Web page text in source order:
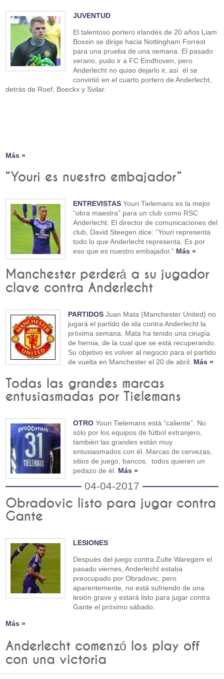
JUVENTUD
El talentoso portero irlandés de 20 años Liam
Bossin se dirige hacia Nottingham Forrest
para una prueba de una semana. El pasado
verano, pudo ir a FC Eindhoven, pero
Anderlecht no quiso dejarlo ir, así él se
convirtió en el cuarto portero de Anderlecht,
detrás de Roef, Boeckx y Svilar.
Más »
“Youri es nuestro embajador”
ENTREVISTAS Youri Tielemans es la mejor
“obra maestra” para un club como RSC
Anderlecht. El director de comunicaciones del
club, David Steegen dice: “Youri representa
todo lo que Anderlecht representa. Es por
eso que es nuestro embajador.” Más »
Manchester perderá a su jugador
clave contra Anderlecht
PARTIDOS Juan Mata (Manchester United) no
jugará el partido de ida contra Anderlecht la
próxima semana. Mata ha tenido una cirugía
de hernia, de la cual que se está recuperando.
Su objetivo es volver al negocio para el partido
de vuelta en Manchester el 20 de abril. Más »
Todas las grandes marcas
entusiasmadas por Tielemans
OTRO Youri Tielemans está “caliente”. No
sólo por los equipos de fútbol extranjero,
también las grandes están muy
entusiasmados con él. Marcas de cervezas,
sitios de juego, bancos, todos quieren un
pedazo de él. Más »
04-04-2017
Obradovic listo para jugar contra
Gante
LESIONES
Después del juego contra Zulte Waregem el
pasado viernes, Anderlecht estaba
preocupado por Obradovic, pero
aparentemente, no está sufriendo de una
lesión grave y estará listo para jugar contra
Gante el próximo sábado.
Más »
Anderlecht comenzó los play off
con una victoria